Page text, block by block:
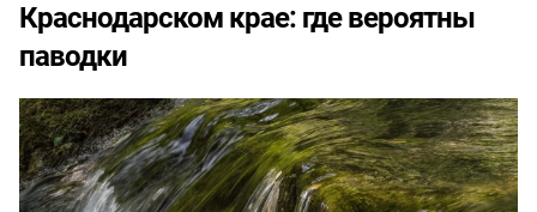
Краснодарском крае: где вероятны
паводки